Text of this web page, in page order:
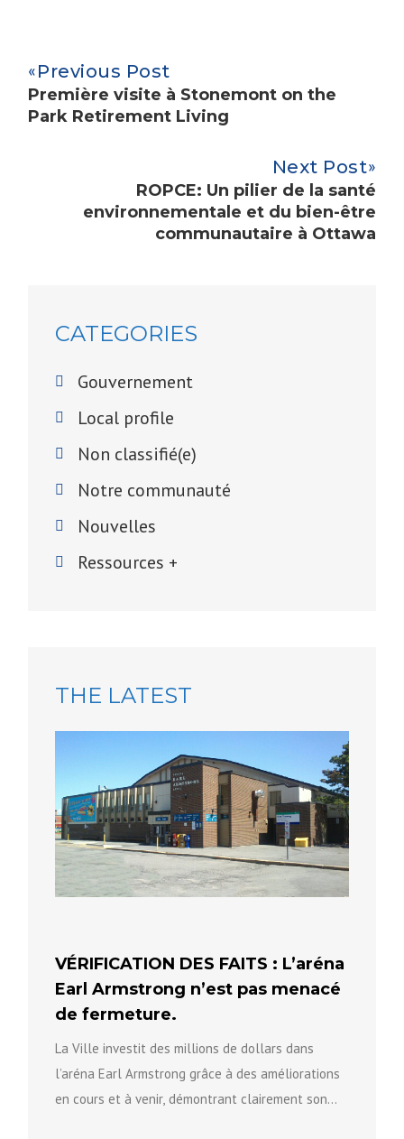
Previous Post
Première visite à Stonemont on the
Park Retirement Living
Next Post
ROPCE: Un pilier de la santé
environnementale et du bien-être
communautaire à Ottawa
CATEGORIES
Gouvernement
Local profile
Non classifié(e)
Notre communauté
Nouvelles
Ressources +
THE LATEST
VÉRIFICATION DES FAITS : L’aréna
Earl Armstrong n’est pas menacé
de fermeture.
La Ville investit des millions de dollars dans
l’aréna Earl Armstrong grâce à des améliorations
en cours et à venir, démontrant clairement son